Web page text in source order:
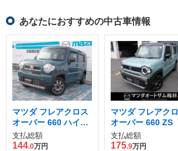
あなたにおすすめの中古車情報
マツダ フレアクロス
オーバー 660 ハイブ
リッド XG
支払総額
144.0万円
マツダ フレアク
オーバー 660 ZS
支払総額
175.9万円